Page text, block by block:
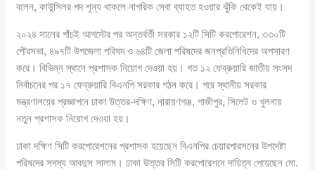
বলেন, কাউন্সিলর পদ শূন্য থাকলে নাগরিক সেবা ব্যাহত হওয়ার ঝুঁকি থেকেই যায়।
২০২৪ সালের পাঁচই আগস্টের পর অন্তর্বর্তী সরকার ১২টি সিটি করপোরেশন, ৩৩০টি
পৌরসভা, ৪৯৭টি উপজেলা পরিষদ ও ৬৪টি জেলা পরিষদের জনপ্রতিনিধিদের অপসারণ
করে। বিভিন্ন স্থানে প্রশাসক নিয়োগ দেওয়া হয়। গত ১২ ফেব্রুয়ারি জাতীয় সংসদ
নির্বাচনের পর ১৭ ফেব্রুয়ারি বিএনপি সরকার গঠন করে। পরে স্থানীয় সরকার
মন্ত্রণালয়ের প্রজ্ঞাপনে ঢাকা উত্তর-দক্ষিণ, নারায়ণগঞ্জ, গাজীপুর, সিলেট ও খুলনায়
নতুন প্রশাসক নিয়োগ দেওয়া হয়।
ঢাকা দক্ষিণ সিটি করপোরেশনের প্রশাসক হয়েছেন বিএনপির চেয়ারপারসনের উপদেষ্টা
পরিষদের সদস্য আবদুস সালাম। ঢাকা উত্তর সিটি করপোরেশনে দায়িত্ব পেয়েছেন মো.